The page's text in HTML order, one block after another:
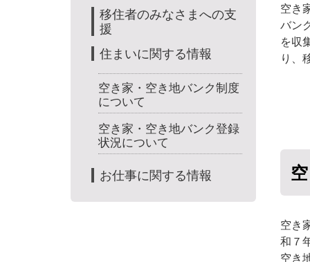
移住者のみなさまへの支
援
住まいに関する情報
空き家・空き地バンク制度
について
空き家・空き地バンク登録
状況について
お仕事に関する情報
空き
バン
を収
り、
空き
和７
空き